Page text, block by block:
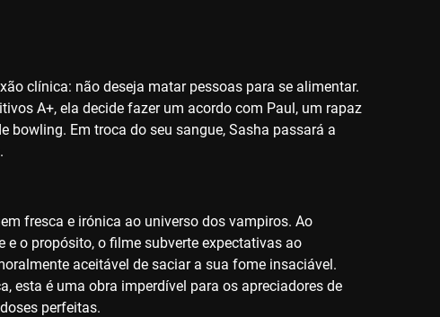
clínica: não deseja matar pessoas para se alimentar.
A+, ela decide fazer um acordo com Paul, um rapaz
bowling. Em troca do seu sangue, Sasha passará a
fresca e irónica ao universo dos vampiros. Ao
o propósito, o filme subverte expectativas ao
aceitável de saciar a sua fome insaciável.
esta é uma obra imperdível para os apreciadores de
perfeitas.